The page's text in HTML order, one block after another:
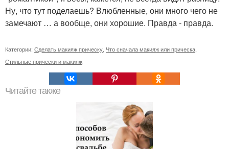
Ну, что тут поделаешь? Влюбленные, они много чего не
замечают … а вообще, они хорошие. Правда - правда.
Категории: Сделать макияж прическу Что сначала макияж или прическа
Стильные прически и макияж
Читайте также